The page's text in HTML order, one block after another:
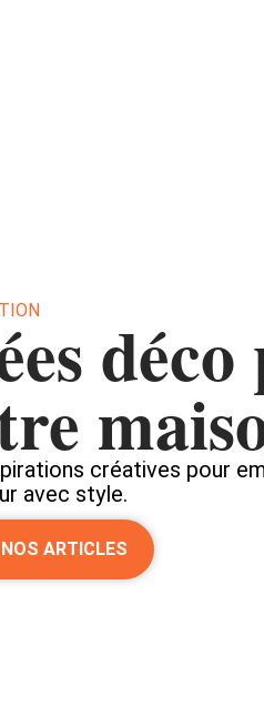
créatives pour
avec style.
ARTICLES